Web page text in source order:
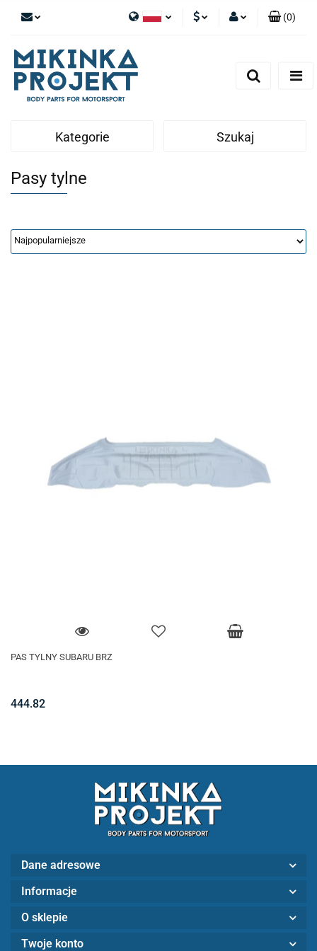
Polski
English
(0)
Kategorie Szukaj
Pasy tylne
PAS TYLNY SUBARU BRZ
444.82
Dane adresowe
Informacje
O sklepie
Twoje konto